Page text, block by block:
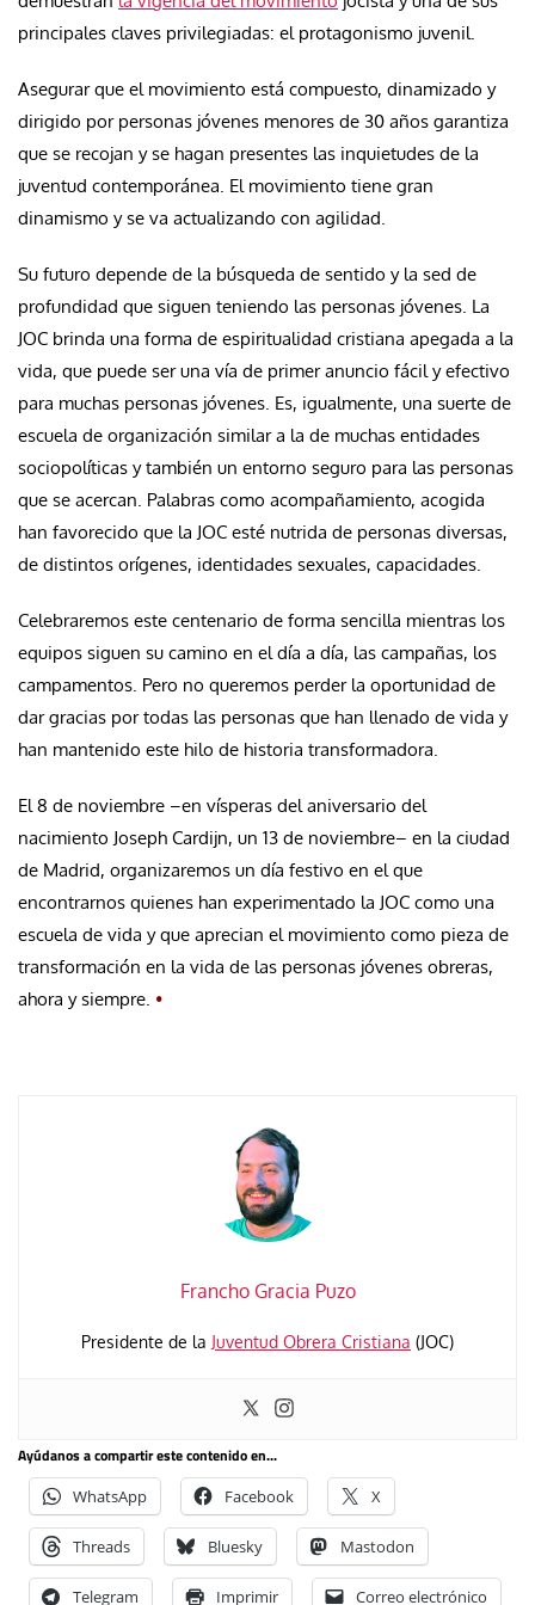
principales claves privilegiadas: el protagonismo juvenil.
Asegurar que el movimiento está compuesto, dinamizado y
dirigido por personas jóvenes menores de 30 años garantiza
que se recojan y se hagan presentes las inquietudes de la
juventud contemporánea. El movimiento tiene gran
dinamismo y se va actualizando con agilidad.
Su futuro depende de la búsqueda de sentido y la sed de
profundidad que siguen teniendo las personas jóvenes. La
JOC brinda una forma de espiritualidad cristiana apegada a la
vida, que puede ser una vía de primer anuncio fácil y efectivo
para muchas personas jóvenes. Es, igualmente, una suerte de
escuela de organización similar a la de muchas entidades
sociopolíticas y también un entorno seguro para las personas
que se acercan. Palabras como acompañamiento, acogida
han favorecido que la JOC esté nutrida de personas diversas,
de distintos orígenes, identidades sexuales, capacidades.
Celebraremos este centenario de forma sencilla mientras los
equipos siguen su camino en el día a día, las campañas, los
campamentos. Pero no queremos perder la oportunidad de
dar gracias por todas las personas que han llenado de vida y
han mantenido este hilo de historia transformadora.
El 8 de noviembre –en vísperas del aniversario del
nacimiento Joseph Cardijn, un 13 de noviembre– en la ciudad
de Madrid, organizaremos un día festivo en el que
encontrarnos quienes han experimentado la JOC como una
escuela de vida y que aprecian el movimiento como pieza de
transformación en la vida de las personas jóvenes obreras,
ahora y siempre. •
Francho Gracia Puzo
Presidente de la Juventud Obrera Cristiana (JOC)
Ayúdanos a compartir este contenido en...
WhatsApp Facebook X
Threads Bluesky Mastodon
Telegram Imprimir Correo electrónico